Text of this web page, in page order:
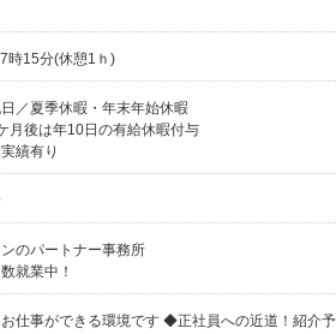
時15分(休憩1ｈ)
／夏季休暇・年末年始休暇
月後は年10日の有給休暇付与
績有り
のパートナー事務所
就業中！
仕事ができる環境です ◆正社員への近道！紹介